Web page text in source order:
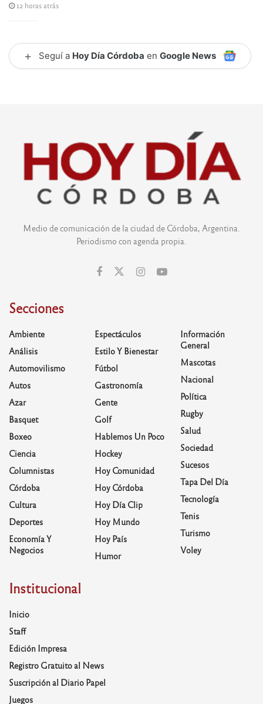
12 horas atrás
+ Seguí a Hoy Día Córdoba en Google News
Medio de comunicación de la ciudad de Córdoba, Argentina.
Periodismo con agenda propia.
Secciones
Ambiente
Análisis
Automovilismo
Autos
Azar
Basquet
Boxeo
Ciencia
Columnistas
Córdoba
Cultura
Deportes
Economía Y
Negocios
Espectáculos
Estilo Y Bienestar
Fútbol
Gastronomía
Gente
Golf
Hablemos Un Poco
Hockey
Hoy Comunidad
Hoy Córdoba
Hoy Día Clip
Hoy Mundo
Hoy País
Humor
Información
General
Mascotas
Nacional
Política
Rugby
Salud
Sociedad
Sucesos
Tapa Del Día
Tecnología
Tenis
Turismo
Voley
Institucional
Inicio
Staff
Edición Impresa
Registro Gratuito al News
Suscripción al Diario Papel
Juegos